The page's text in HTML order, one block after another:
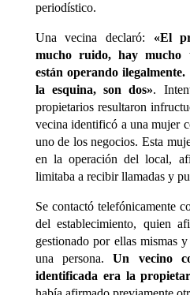
periodístico.
Una vecina declaró: «El
mucho ruido, hay mucho
están operando
la esquina, son dos».
propietarios resultaron
vecina identificó a una mujer
uno de los negocios. Esta
en la operación del local,
limitaba a recibir llamadas y
Se contactó telefónicamente
del establecimiento, quien
gestionado por ellas mismas
una persona.Un vecino
identificada era la